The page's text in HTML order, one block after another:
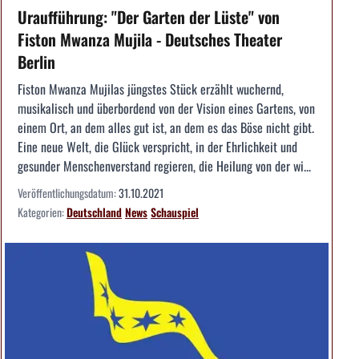
Uraufführung: "Der Garten der Lüste" von
Fiston Mwanza Mujila - Deutsches Theater
Berlin
Fiston Mwanza Mujilas jüngstes Stück erzählt wuchernd,
musikalisch und überbordend von der Vision eines Gartens, von
einem Ort, an dem alles gut ist, an dem es das Böse nicht gibt.
Eine neue Welt, die Glück verspricht, in der Ehrlichkeit und
gesunder Menschenverstand regieren, die Heilung von der wi...
Veröffentlichungsdatum:31.10.2021
Kategorien:DeutschlandNewsSchauspiel